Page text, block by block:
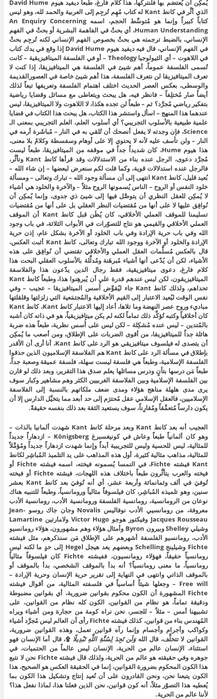
يُمكِن أن يُعتصَم بها فلنتركها، هذا كلام فارغ، طبعاً ديفيد هيوم David Hume
الذي أثَّر في كانط Kant له كتاب مُهِم تُرجِم إلى العربية والحمد لله، وهو ليس
كتاباً كبيراً وإنما هو مُتوسِّط الحجم، اسمه An Enquiry Concerning
Human Understanding، أي بحثٌ في الفاهمة البشرية أو بحثٌ في الفهم
الإنساني، بالضبط ترجمته هي بحثٌ بخصوص الفهم الإنساني لكنه تُرجِم بحثٌ
في الفهم الإنساني، قال فيه ديفيد هيوم David Hume إذا وقع في يدك كتاب
في اللاهوت – أي الثيولوجيا Theology – أو في الفلسفة الميتافيزيقية – كانت
تُسمى الفلسفة عموماً، أهم شيئ في الفلسفة هي الميتافيزيقا، إذا كنت لا
تعرف الميتافيزيقا لن نتعرف الفلسفة، هذا أهم شيئ خاصة في العصورالقديمة
والوسطى، بعكس العصر الحديث اختلف اهتمام الفلسفة وتعريفها تبعاً لذلك
أيضاً صار مُختلِفاً – فانظر فيه، هل يبحث ويتعاطى مع مسائل وقضايا رياضية
بتفكير رياضي مُجرَّد؟ ثم – طبعاً لن تجده هكذا، لا اللاهوت ولا الميتافيزيقا، ليس
عندهما هذا المنهج – اسأل واستشر هذا الكتاب، هل يبحث هذا الكتاب في قضايا
علمية طبيعية بالأسلوب التجريبي؟ أي أسلوب العلم، العلم التجريبي بمعنى الـ
Science، فإن وجدته لا يفعل أنصحك أن تُلقي به في النار – مُباشَرة أرمه في
النار – ولن تأسف عليه لأنه لا يحتوي إلا على أوهام وسفسطة وكلامٌ بلا معنى،
هذا هيوم Hume، كان شديداً جداً في موقفه من الميتافيزيقا، طبعاً ليست
مُجرَّد دعوى، الرجل عنده بناء من الاستدلالات وقد قرأها كانط Kant وتأثَّر،
فالرجل عنده استدلالات قوية، وكما قلت لكم سنعرض لبعضها – إن شاء الله –
بُعيد قليل، كانط Kant انتهى إلى أن مسألة وجود الله – تبارك وتعالى – ومسألة
خلود النفس أو الروح – الناس يُسمونها الروح مثلاً – والآخرة والخلود هي أشياء
لا يُمكِن للعقل النظري أن يتوصَّل فيها إلى شيئ ذي جدوى، وإنما يُمكِن أن
نُوافِق عليها لا على أنها من مُقتضيات النظر العقلي بل على أنها من مُقتضيات
تسليمنا للموقف العملي الأخلاقي، كان يُظَن قبل كانط Kant أن الموقف
العملي الأخلاقي والقيمي هو نتاج للتصوّرات في الأبواب الثلاثة، في باب وجود
الله وفي باب حرية الإرادة وفي باب الخلود أو الآخرة بشكل عام، إذن حرية
الإرادة والخلود أو الآخرة ووجود الله تبارك وتعالى، كانط Kant أثبت العكس،
قال بالعكس مُسلَّمات العقل العملي والأخلاقي تقتضي أن نُوافِق على هذه
الأشياء، لكن أن يُدّعى أنها أشياء مُبرهَنة ومُدلَّلة بالأسلوب العقلي البحت هذا
كلام فارغ، دعوى ميتافيزيقية، فقط رجال الدين يدّعون هذا والفلاسفة
الميتافيزيقون، لكن ليس عندهم قدرة على أن يُبرهِنوا هذا، وطبعاً كانط Kant
تحداهم، ولذلك كانط Kant جاء ليُقوِّض أُسس الميتافيزيقا – عجيب – وفي
نفس الوقت ليُعيد الاعتبار إلى القيم الأخلاقية والمُجتمَعية التي زلزلتها وقلقلتها
مباديء وروح عصر النهضة وما تلاها، أعاد إليها الاعتبار كانط Kant، كانط Kant
كان أخلاقياً وكتبه تُؤكِّد ذلك تماماً لكنه لم يكن ميتافيزيقياً، هو في ذاته كان أشبه
بالمُتدين – ليس عنده مُشكِلة – لكن ليس على أُسس نظرية، طبعاً هذه ضربة
هائلة جداً للميتافيزيقا، من أقوى الضربات على الإطلاق، ومن أصعب ما يُمكِن
أن يتصدى له فيلسوف ميتافيزيقي هو الرد على كانط Kant، أنا أرى أن الأقدر
بإطلاق في مسألة الرد على كانط Kant هم الفلاسفة الإسلاميون الذين حذقوا
الفلسفة الإسلامية، وطبعاً هي فلسفة ليست سهلة، فلسفة عميقة وصعبة جداً،
طبعاً مَن درسها بتأنٍ ودرس مسائلها يعلم صدق هذا التقرير، وبعد ذلك لو قارن
بين الفلسفة الإسلامية وبين الفلاسفة الغربيين الكثر وهم مشاهير وكبار سوف
يرى مدى هلهلة مناهج هؤلاء ومدى ضعف ملكاتهم بالنسبة إلى الفلاسفة
الإسلاميين، فالعقل الإسلامي عقل مُحترَم إلى حد أبعد مما يتخيَّل الدارس إلا أن
يكون دارساً مُتعمِّقاً ومُقارِناً، سوف يستعيد الثقة بعد ذلك بنفسه حقيقةً.
العجيب أنه بعد كانط Kant وبعد مرحلة كانط Kant شهدت ألمانيا بالذات –
وهو كان ألمانياً طبعاً وعاش في كونيغسبرغ Königsberg – ازدهاراً جديداً
للمثالية، ليس للحسية وليس للتجريبية أبداً وإنما شهدت ازدهاراً جديداً ومُؤمِّلاً
للمثالية، مذاهب مثالية كثيرة، أول هذه المذاهب على يد التلميذ المُباشِر لكانط
Kant فيشته Fichte، في النمسا يُسمونه فيخته، اسمه فيشته Fichte أو
فيخته والعرب يتأثَّرون طبعاً باختلاف هذه اللهجات، فيشته Fichte أو فيخته
تُوفيَ في ألف وثمانمائة وأربعة عشر، أي أنه تُوفيَ بعد كانط Kant بعشر
سنين، وهو تلميذه المُباشِر، كان فيلسوفاً مثالياً ورومانسياً، وطبعاً للتنبيه هناك
نوعان من الرومانسية، رومانسية الفلسفة ورومانسية الأدب، رومانسية الأدب
معروفة، من رومانسيي الأدب نوفاليس Novalis وجان جاك روسو Jean-
Jacques Rousseau وفيكتور هوجو Victor Hugo ولامارتين Lamartine
وشيلي Shelley وبيرون Byron وأمثال هؤلاء وهم مشهورون، هؤلاء رومانسيو
الأدب، رومانسيو الفلسفة أشهرهم على الإطلاق مَن سنذكرهم، مثل فيشته
Fichte وشيلينج Schelling وبعضهم يعد هيجل Hegel إلى حدٍ ما لكنه ليس
رومانسياً حقيقاً، فهؤلاء رومانسيون، ففيشته Fichte كان فيلسوفاً مثالياُ
رومانسياً، ما معنى رومانسياً؟ أنه بدأ بالموقف الشخصي، بدأ بالموقف أو
بالموقف الذاتي وانتهى في النهاية إلى تقرير حرية الإنسان وحرية الإرادة –
Free will – وجعلها شيئاً أساسياً في فلسفته المثالية، من أقوال فيشته
Fichte المشهورة أن الكون محكوم بقوانين ضرورية، أي بقوانين مضبوطة
ودقيقة تماماً، هو نظام من القوانين، الكون كله نظام من القوانين، على
تشبيهنا أمس – مثلاً – للجسر، نحن نراه كومة من حجارة ومن أشياء ويراه
المُهندس بناء من قوانين، كذلك فيشته Fichte رأى أن العالم ليس مُجرَّد أشياء
وكواكب وأجرام وأجسام وإنما رآه قوانين تعمل، وهذه القوانين ضرورية،
القوانين لا تتخلَّف، قال اللهوَلَن تَجِدَ لِسُنَّةِ اللَّهِ تَبْدِيلًا ۩، قال أما الإنسان فهو
استثناء، الإنسان عالم من الحرية، الإنسان ليس عالماً من الحتميات، في
جوهره وفي حقيقته هو عالم من الحرية، ولذلك قال فيشته Fichte نحن لا نتبع
هذا الكون المحكوم بضرورة القوانين، إنما في الحقيقة العكس هو الصحيح، هذا
الكون يتبعنا نحن، ونحن القادرون على أن نُعيد إنتاج وتشكيل هذا الكون بما
يُعطيه هذا التصوّر مثلاً، أنه كون قوانين، نحن الذين فعلنا هذا، لماذا نفعل هذا؟
لأننا عالم من الحرية.